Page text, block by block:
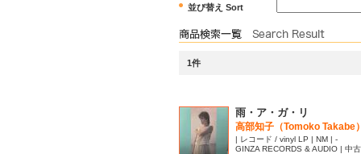
並び替え Sort
1件
雨・ア・ガ・リ
高部知子（Tomoko Takabe）
| レコード / vinyl LP | NM | -
GINZA RECORDS & AUDIO | 中